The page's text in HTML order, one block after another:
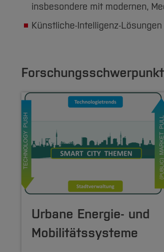
insbesondere mit modernen,
Künstliche-Intelligenz-
Urbane Energie- und
Mobilitätssysteme